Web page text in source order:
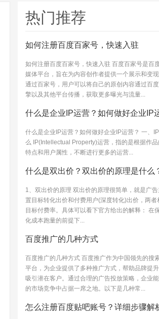
热门推荐
如何注册百度百家号，快速入驻
如何注册百度百家号，快速入驻 百度百家号是百
媒体平台，旨在为内容创作者提供一个展示和变现
通过百家号，用户可以将自己的原创内容通过百度
擎以及其他平台传播，获取更多曝光与流量...
什么是企业IP运营？如何做好企业IP
什么是企业IP运营？如何做好企业IP运营？ 一、
么 IP(Intellectual Property)运营，指的是根据作品
特点和用户属性，不断进行更多的运营...
什么是双出价？双出价的原理是什么
1、双出价的原理 双出价的原理很简单，就是广
置目标转化出价和付费用户(深度转化)出价，两者
目标付费率。具体可以看下官方给出的解释： 在
化成本跑量的前提下...
百度推广的几种方式
百度推广的几种方式 百度推广作为中国领先的搜
平台，为企业提供了多种推广方式，帮助品牌提升
吸引潜在客户。通过合理的广告投放策略，企业
的市场竞争中占据一席之地。以下是几种常...
怎么注册百度贴吧账号？详细步骤解